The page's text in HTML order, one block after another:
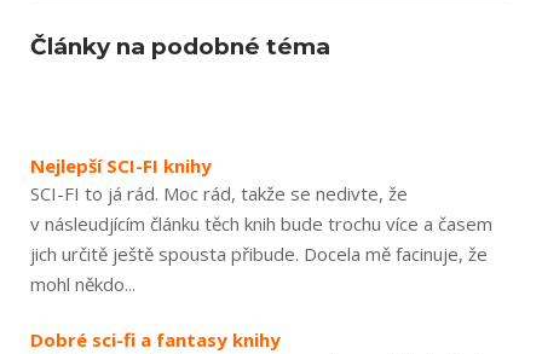
Články na podobné téma
Nejlepší SCI-FI knihy
SCI-FI to já rád. Moc rád, takže se nedivte, že
v násleudjícím článku těch knih bude trochu více a časem
jich určitě ještě spousta přibude. Docela mě facinuje, že
mohl někdo...
Dobré sci-fi a fantasy knihy